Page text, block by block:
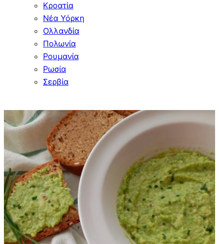
Κροατία
Νέα Υόρκη
Ολλανδία
Πολωνία
Ρουμανία
Ρωσία
Σερβία